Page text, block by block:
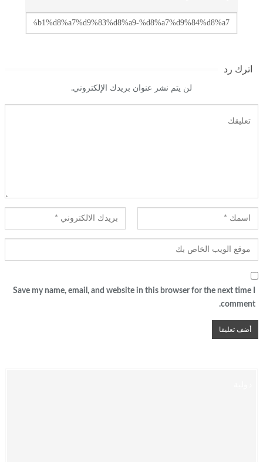
اترك رد
لن يتم نشر عنوان بريدك الإلكتروني.
Save my name, email, and website in this browser for the next time I
comment.